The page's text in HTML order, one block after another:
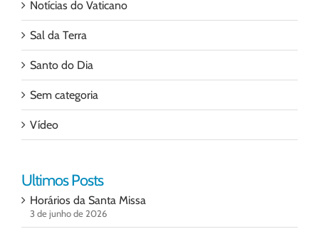
Notícias do Vaticano
Sal da Terra
Santo do Dia
Sem categoria
Vídeo
Ultimos Posts
Horários da Santa Missa
3 de junho de 2026